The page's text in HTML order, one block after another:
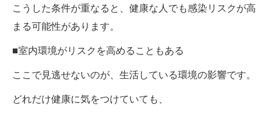
こうした条件が重なると、健康な人でも感染リスクが高
まる可能性があります。
■室内環境がリスクを高めることもある
ここで見逃せないのが、生活している環境の影響です。
どれだけ健康に気をつけていても、